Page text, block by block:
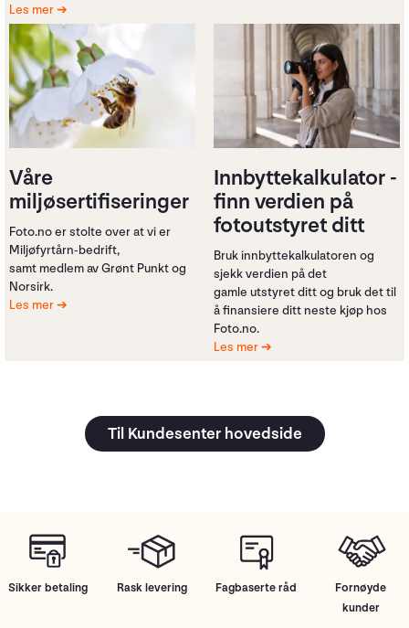
Les mer
Våre
miljøsertifiseringer
Foto.no er stolte over at vi er
Miljøfyrtårn-bedrift,
samt medlem av Grønt Punkt og
Norsirk.
Les mer
Innbyttekalkulator -
finn verdien på
fotoutstyret ditt
Bruk innbyttekalkulatoren og
sjekk verdien på det
gamle utstyret ditt og bruk det til
å finansiere ditt neste kjøp hos
Foto.no.
Les mer
Til Kundesenter hovedside
Sikker betaling Rask levering Fagbaserte råd
Fornøyde
kunder